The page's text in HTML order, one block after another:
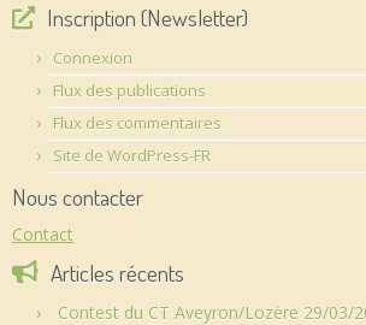
Inscription (Newsletter)
Connexion
Flux des publications
Flux des commentaires
Site de WordPress-FR
Nous contacter
Contact
Articles récents
Contest du CT Aveyron/Lozère 29/03/